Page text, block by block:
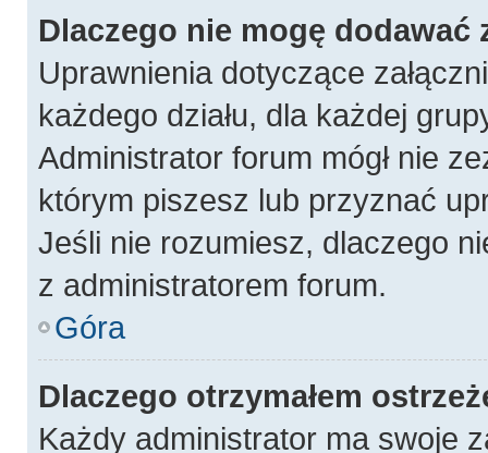
Dlaczego nie mogę dodawać
Uprawnienia dotyczące
każdego działu, dla każdej
Administrator forum mógł nie
którym piszesz lub przyznać
Jeśli nie rozumiesz, dlaczego
z administratorem forum.
Góra
Dlaczego otrzymałem
Każdy administrator ma swoje